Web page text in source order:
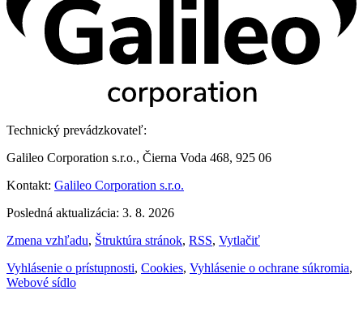
Technický prevádzkovateľ:
Galileo Corporation s.r.o., Čierna Voda 468, 925 06
Kontakt: Galileo Corporation s.r.o.
Posledná aktualizácia: 3. 8. 2026
Zmena vzhľadu, Štruktúra stránok, RSS, Vytlačiť
Vyhlásenie o prístupnosti, Cookies, Vyhlásenie o ochrane súkromia,
Webové sídlo